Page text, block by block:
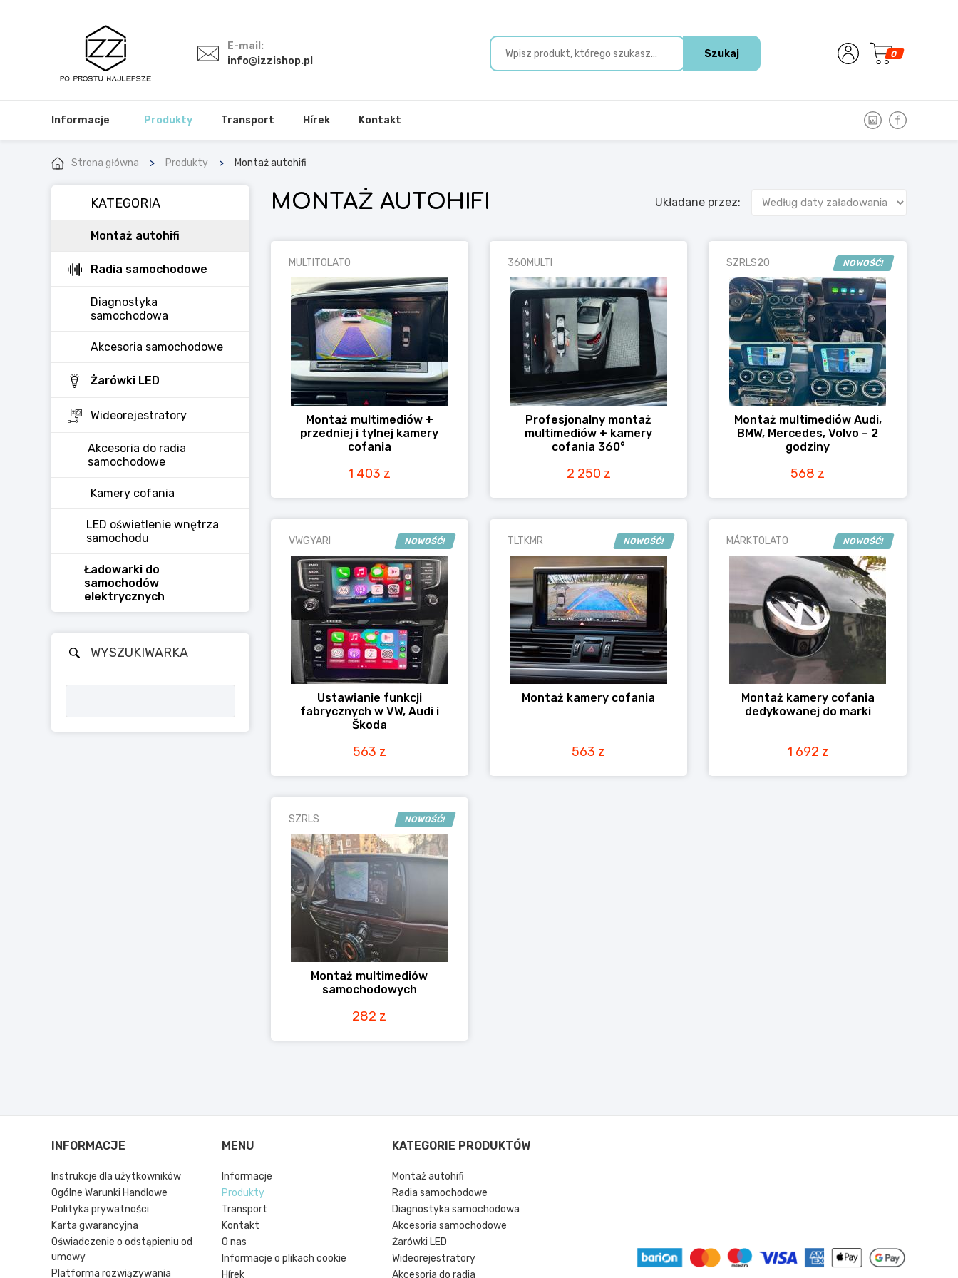
E-mail:
info@izzishop.pl
Szukaj 0
Informacje Produkty Transport Hírek Kontakt
Strona główna Produkty Montaż autohifi
KATEGORIA
Montaż autohifi
Radia samochodowe
Diagnostyka
samochodowa
Akcesoria samochodowe
Żarówki LED
Wideorejestratory
Akcesoria do radia
samochodowe
Kamery cofania
LED oświetlenie wnętrza
samochodu
Ładowarki do
samochodów
elektrycznych
WYSZUKIWARKA
MONTAŻ AUTOHIFI Układane przez:
MULTITOLATO
Montaż multimediów +
przedniej i tylnej kamery
cofania
1 403 z
360MULTI
Profesjonalny montaż
multimediów + kamery
cofania 360°
2 250 z
NOWOŚĆ!
SZRLS2O
Montaż multimediów Audi,
BMW, Mercedes, Volvo – 2
godziny
568 z
NOWOŚĆ!
VWGYARI
Ustawianie funkcji
fabrycznych w VW, Audi i
Škoda
563 z
NOWOŚĆ!
TLTKMR
Montaż kamery cofania
563 z
NOWOŚĆ!
MÁRKTOLATO
Montaż kamery cofania
dedykowanej do marki
1 692 z
NOWOŚĆ!
SZRLS
Montaż multimediów
samochodowych
282 z
INFORMACJE
Instrukcje dla użytkowników
Ogólne Warunki Handlowe
Polityka prywatności
Karta gwarancyjna
Oświadczenie o odstąpieniu od
umowy
Platforma rozwiązywania
MENU
Informacje
Produkty
Transport
Kontakt
O nas
Informacje o plikach cookie
Hírek
KATEGORIE PRODUKTÓW
Montaż autohifi
Radia samochodowe
Diagnostyka samochodowa
Akcesoria samochodowe
Żarówki LED
Wideorejestratory
Akcesoria do radia